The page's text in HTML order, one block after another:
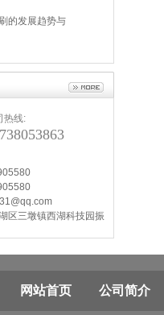
的发展趋势与
热线:
区三墩镇西湖科技园振
网站首页 公司简介